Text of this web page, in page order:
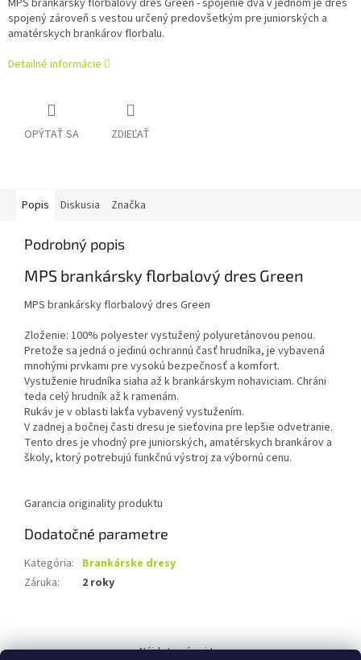
MPS brankársky florbalový dres Green - spojenie dva v jednom je dres
spojený zároveň s vestou určený predovšetkým pre juniorských a
amatérskych brankárov florbalu.
Detailné informácie
OPÝTAŤ SA ZDIEĽAŤ
Popis Diskusia Značka
Podrobný popis
MPS brankársky florbalový dres Green
MPS brankársky florbalový dres Green
Zloženie: 100% polyester vystužený polyuretánovou penou.
Pretože sa jedná o jedinú ochrannú časť hrudníka, je vybavená
mnohými prvkami pre vysokú bezpečnosť a komfort.
Vystuženie hrudníka siaha až k brankárskym nohaviciam. Chráni
teda celý hrudník až k ramenám.
Rukáv je v oblasti lakťa vybavený vystužením.
V zadnej a bočnej časti dresu je sieťovina pre lepšie odvetranie.
Tento dres je vhodný pre juniorských, amatérskych brankárov a
školy, ktorý potrebujú funkčnú výstroj za výbornú cenu.
Garancia originality produktu
Dodatočné parametre
Kategória: Brankárske dresy
Záruka: 2 roky
á
Nájdete nás aj tu: